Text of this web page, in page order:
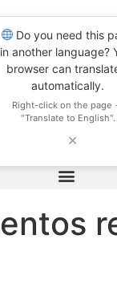
Do you need this
in another language?
browser can
automatically.
Right-click on the page
"Translate to English".
✕